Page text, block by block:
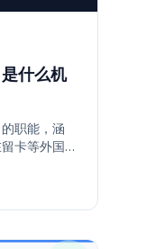
什么机
职能，涵
卡等外国